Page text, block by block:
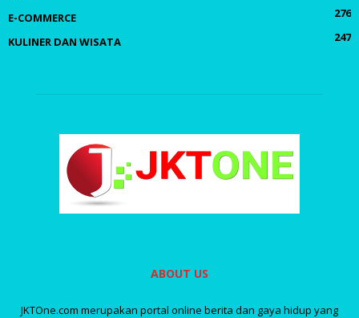
E-COMMERCE
276
KULINER DAN WISATA
247
ABOUT US
JKTOne.com merupakan portal online berita dan gaya hidup yang